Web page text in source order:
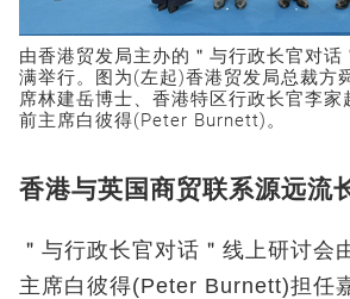
由香港贸发局主办的＂与行政长官对话
满举行。图为(左起)香港贸发局总裁方
席林建岳博士、香港特区行政长官李家
前主席白彼得(Peter Burnett)。
香港与英国商贸联系源远流
＂与行政长官对话＂线上研讨会
主席白彼得(Peter Burnett)担任